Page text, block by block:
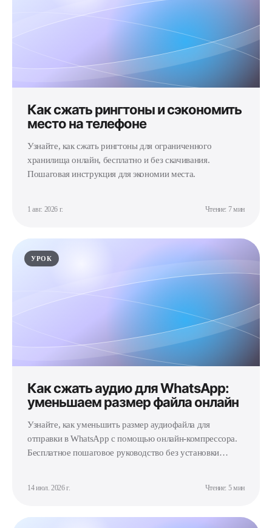
Как сжать рингтоны и сэкономить
место на телефоне
Узнайте, как сжать рингтоны для ограниченного
хранилища онлайн, бесплатно и без скачивания.
Пошаговая инструкция для экономии места.
1 авг. 2026 г. Чтение: 7 мин
УРОК
Как сжать аудио для WhatsApp:
уменьшаем размер файла онлайн
Узнайте, как уменьшить размер аудиофайла для
отправки в WhatsApp с помощью онлайн-компрессора.
Бесплатное пошаговое руководство без установки
14 июл. 2026 г. Чтение: 5 мин